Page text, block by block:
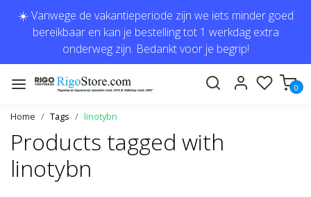
☀️ Vanwege de vakantieperiode zijn we iets minder goed
bereikbaar en kan je bestelling tot 1 werkdag extra
onderweg zijn. Bedankt voor je begrip!
0
Home Tags linotybn
Products tagged with
linotybn